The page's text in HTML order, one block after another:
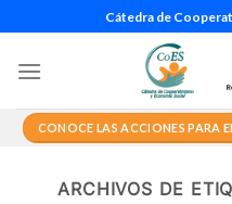
al
contenido
Cátedra de
CONOCE LAS ACCIONES PARA
ARCHIVOS DE